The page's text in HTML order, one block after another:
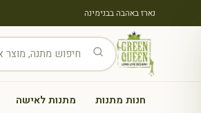
נארז באהבה בבנימינה
חנות מתנות מתנות לאישה